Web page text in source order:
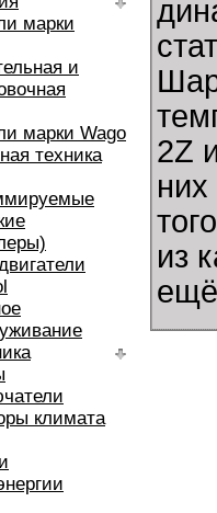
марки
и
марки Wago
техника
климата
2Z
из